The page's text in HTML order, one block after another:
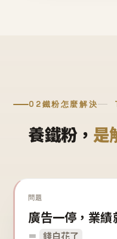
02鐵粉怎麼解決
養鐵粉， 是
問題
廣告一停，業績
＝ 錢白花了